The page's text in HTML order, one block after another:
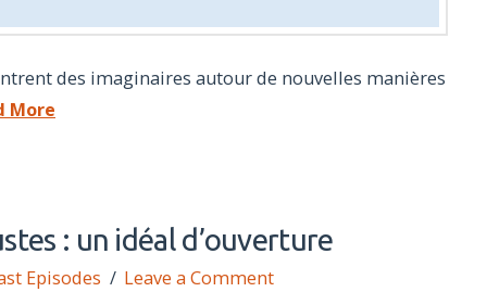
des imaginaires autour de nouvelles manières
More
: un idéal d’ouverture
Episodes Leave a Comment